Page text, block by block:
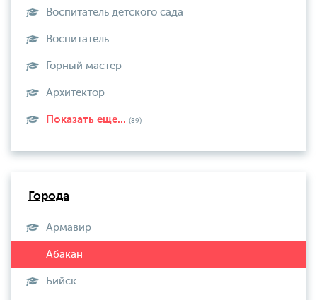
Воспитатель детского сада
Воспитатель
Горный мастер
Архитектор
Показать еще... (89)
Города
Армавир
Бийск